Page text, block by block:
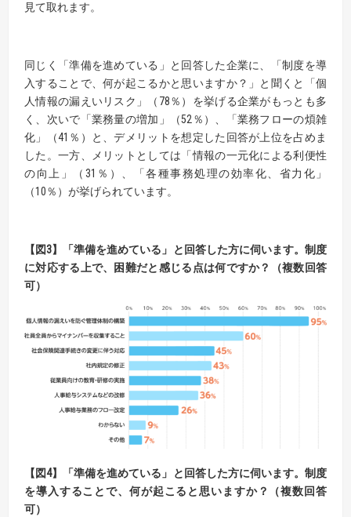
見て取れます。
同じく「準備を進めている」と回答した企業に、「制度を導
入することで、何が起こるかと思いますか？」と聞くと「個
人情報の漏えいリスク」（78％）を挙げる企業がもっとも多
く、次いで「業務量の増加」（52％）、「業務フローの煩雑
化」（41％）と、デメリットを想定した回答が上位を占めま
した。一方、メリットとしては「情報の一元化による利便性
の向上」（31％）、「各種事務処理の効率化、省力化」
（10％）が挙げられています。
【図3】「準備を進めている」と回答した方に伺います。 制度
に対応する上で、困難だと感じる点は何ですか？（複数回答
可）
【図4】「準備を進めている」と回答した方に伺います。 制度
を導入することで、何が起こると思いますか？（複数回答
可）